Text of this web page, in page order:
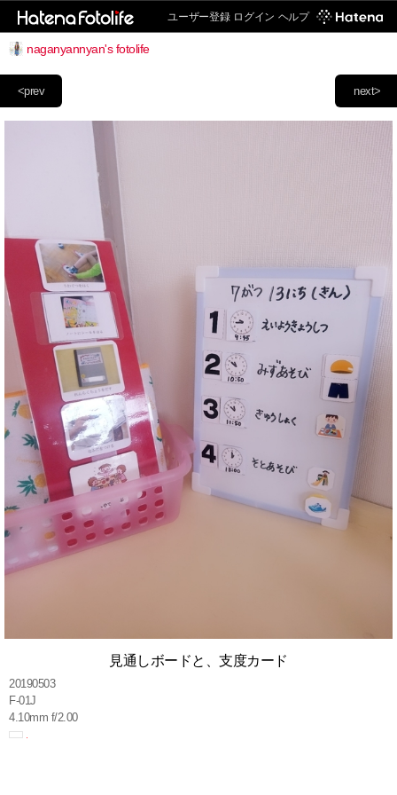
ユーザー登録 ログイン ヘルプ
naganyannyan's fotolife
next>
<prev
見通しボードと、支度カード
20190503
F-01J
4.10mm f/2.00